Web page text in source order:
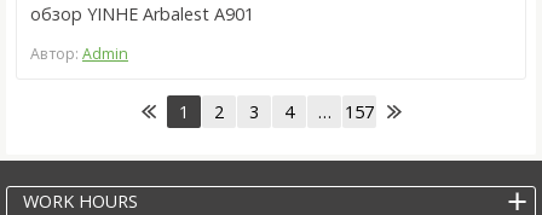
обзор YINHE Arbalest A901
Автор: Admin
1 2 3 4 … 157
WORK HOURS